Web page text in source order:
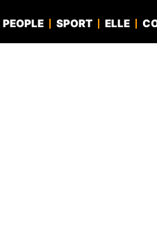
PEOPLE SPORT ELLE